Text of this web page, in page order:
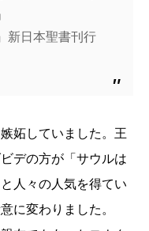
新日本聖書刊行
妬していました。王
デの方が「サウルは
人々の人気を得てい
に変わりました。